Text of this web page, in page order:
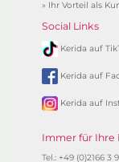
» Ihr Vorteil als
Social Links
Kerida auf
Kerida auf
Kerida auf
Immer für Ihre
Tel.: +49 (0)2166 3